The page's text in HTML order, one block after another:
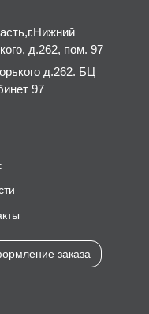
заказа
д.262, пом. 97
д.262. БЦ
97